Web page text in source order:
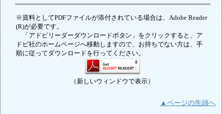
※資料としてPDFファイルが添付されている場合は、Adobe Reader
(R)が必要です。
「アドビリーダーダウンロードボタン」をクリックすると、ア
ドビ社のホームページへ移動しますので、お持ちでない方は、手
順に従ってダウンロードを行ってください。
（新しいウィンドウで表示）
▲ページの先頭へ